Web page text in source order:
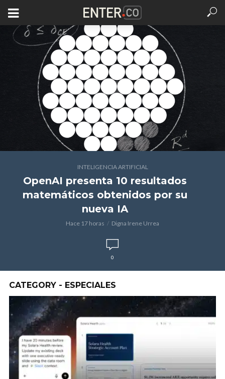
INTELIGENCIA ARTIFICIAL
OpenAI presenta 10 resultados
matemáticos obtenidos por su
nueva IA
Hace 17 horas Digna Irene Urrea
0
CATEGORY - ESPECIALES